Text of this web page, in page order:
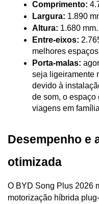
Comprimento:
Largura: 1.890
Altura: 1.680 mm.
Entre-eixos:
melhores
Porta-malas:
seja ligeiramente
devido à
de som, o
viagens em
Desempenho e
otimizada
O BYD Song Plus 2026
motorização híbrida